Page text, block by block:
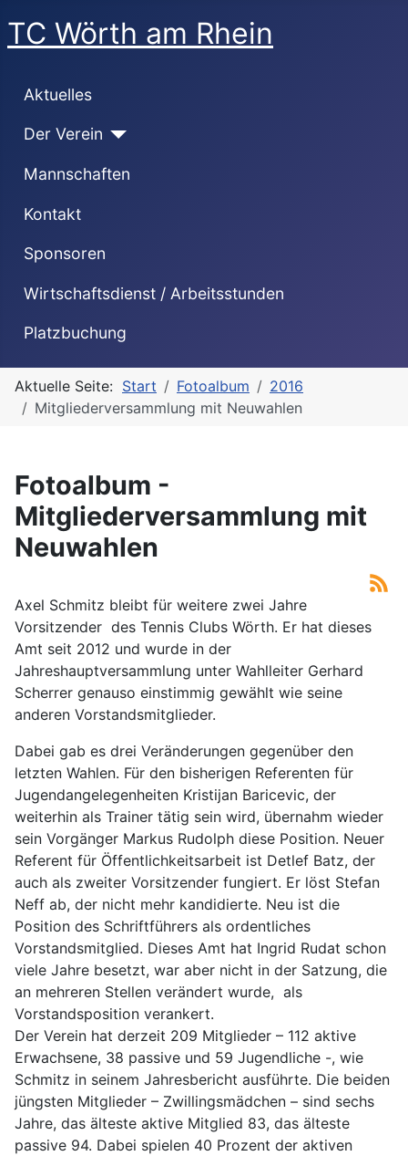
TC Wörth am Rhein
Aktuelles
Der Verein
Mannschaften
Kontakt
Sponsoren
Wirtschaftsdienst / Arbeitsstunden
Platzbuchung
Aktuelle Seite: Start Fotoalbum
2016
Mitgliederversammlung mit Neuwahlen
Fotoalbum -
Mitgliederversammlung mit
Neuwahlen
Axel Schmitz bleibt für weitere zwei Jahre
Vorsitzender des Tennis Clubs Wörth. Er hat dieses
Amt seit 2012 und wurde in der
Jahreshauptversammlung unter Wahlleiter Gerhard
Scherrer genauso einstimmig gewählt wie seine
anderen Vorstandsmitglieder.
Dabei gab es drei Veränderungen gegenüber den
letzten Wahlen. Für den bisherigen Referenten für
Jugendangelegenheiten Kristijan Baricevic, der
weiterhin als Trainer tätig sein wird, übernahm wieder
sein Vorgänger Markus Rudolph diese Position. Neuer
Referent für Öffentlichkeitsarbeit ist Detlef Batz, der
auch als zweiter Vorsitzender fungiert. Er löst Stefan
Neff ab, der nicht mehr kandidierte. Neu ist die
Position des Schriftführers als ordentliches
Vorstandsmitglied. Dieses Amt hat Ingrid Rudat schon
viele Jahre besetzt, war aber nicht in der Satzung, die
an mehreren Stellen verändert wurde, als
Vorstandsposition verankert.
Der Verein hat derzeit 209 Mitglieder – 112 aktive
Erwachsene, 38 passive und 59 Jugendliche -, wie
Schmitz in seinem Jahresbericht ausführte. Die beiden
jüngsten Mitglieder – Zwillingsmädchen – sind sechs
Jahre, das älteste aktive Mitglied 83, das älteste
passive 94. Dabei spielen 40 Prozent der aktiven